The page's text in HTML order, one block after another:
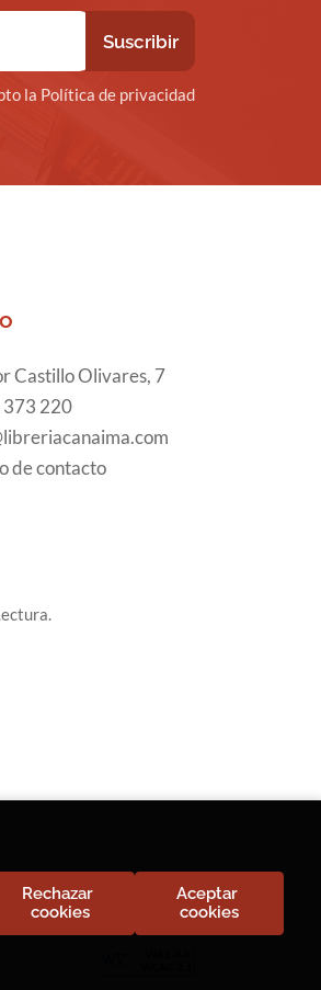
la Política de privacidad
Castillo Olivares, 7
373 220
de contacto
Rechazar
cookies
Aceptar
cookies